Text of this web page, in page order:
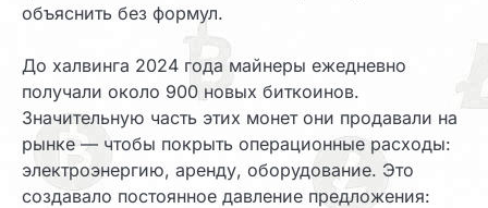
объяснить без формул.
До халвинга 2024 года майнеры ежедневно
получали около 900 новых биткоинов.
Значительную часть этих монет они продавали на
рынке — чтобы покрыть операционные расходы:
электроэнергию, аренду, оборудование. Это
создавало постоянное давление предложения: